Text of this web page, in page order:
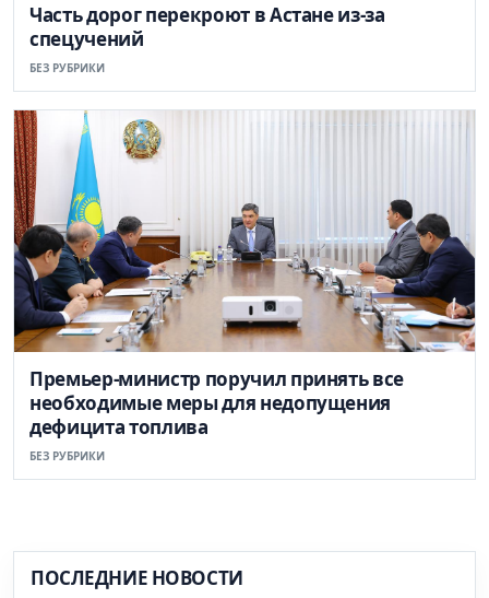
Часть дорог перекроют в Астане из-за
спецучений
БЕЗ РУБРИКИ
Премьер-министр поручил принять все
необходимые меры для недопущения
дефицита топлива
БЕЗ РУБРИКИ
ПОСЛЕДНИЕ НОВОСТИ